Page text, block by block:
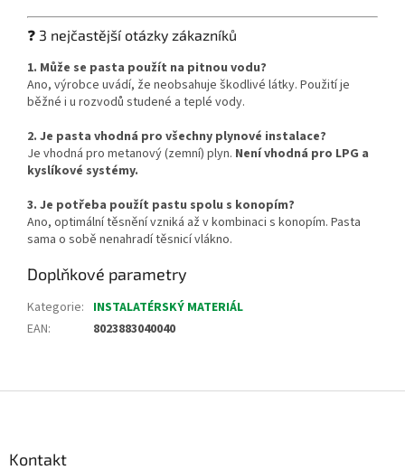
❓ 3 nejčastější otázky zákazníků
1. Může se pasta použít na pitnou vodu?
Ano, výrobce uvádí, že neobsahuje škodlivé látky. Použití je
běžné i u rozvodů studené a teplé vody.
2. Je pasta vhodná pro všechny plynové instalace?
Je vhodná pro metanový (zemní) plyn. Není vhodná pro LPG a
kyslíkové systémy.
3. Je potřeba použít pastu spolu s konopím?
Ano, optimální těsnění vzniká až v kombinaci s konopím. Pasta
sama o sobě nenahradí těsnicí vlákno.
Doplňkové parametry
Kategorie: INSTALATÉRSKÝ MATERIÁL
EAN: 8023883040040
Kontakt